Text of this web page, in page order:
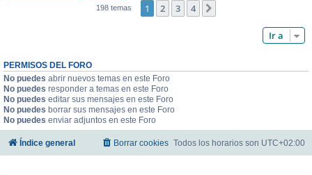
198 temas 1 2 3 4
Ir a
PERMISOS DEL FORO
No puedes abrir nuevos temas en este Foro
No puedes responder a temas en este Foro
No puedes editar sus mensajes en este Foro
No puedes borrar sus mensajes en este Foro
No puedes enviar adjuntos en este Foro
Índice general Todos los horarios son UTC+02:00
Borrar cookies